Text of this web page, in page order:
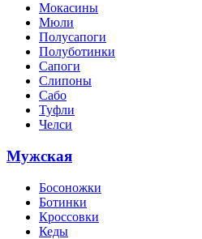
Мокасины
Мюли
Полусапоги
Полуботинки
Сапоги
Слипоны
Сабо
Туфли
Челси
Мужская
Босоножки
Ботинки
Кроссовки
Кеды